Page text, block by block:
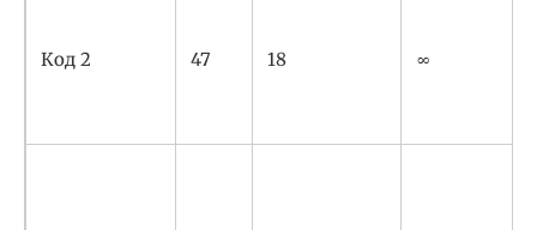
Код 2 47 18 ∞